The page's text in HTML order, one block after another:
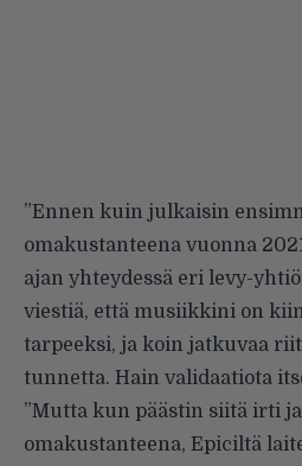
”Ennen kuin julkaisin
omakustanteena vuonna
ajan yhteydessä eri levy-
viestiä, että musiikkini on
tarpeeksi, ja koin jatkuvaa
tunnetta. Hain validaatiota
”Mutta kun päästin siitä irti
omakustanteena, Epiciltä